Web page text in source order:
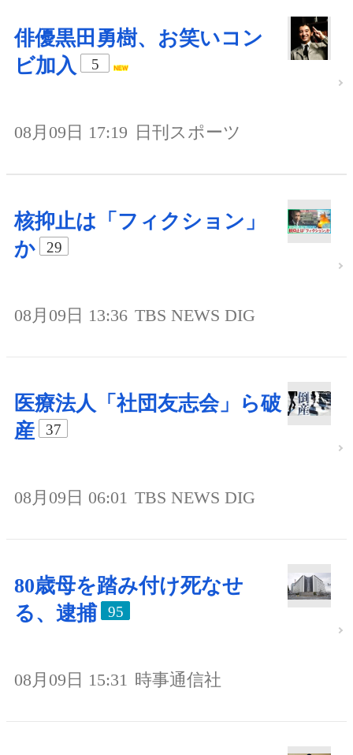
俳優黒田勇樹、お笑いコン
ビ加入
5
08月09日 17:19 日刊スポーツ
核抑止は「フィクション」
か
29
08月09日 13:36 TBS NEWS DIG
医療法人「社団友志会」ら破
産
37
08月09日 06:01 TBS NEWS DIG
80歳母を踏み付け死なせ
る、逮捕
95
08月09日 15:31 時事通信社